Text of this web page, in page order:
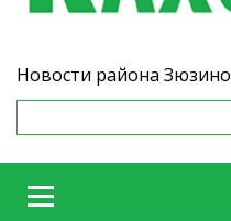
Новости района Зюзино